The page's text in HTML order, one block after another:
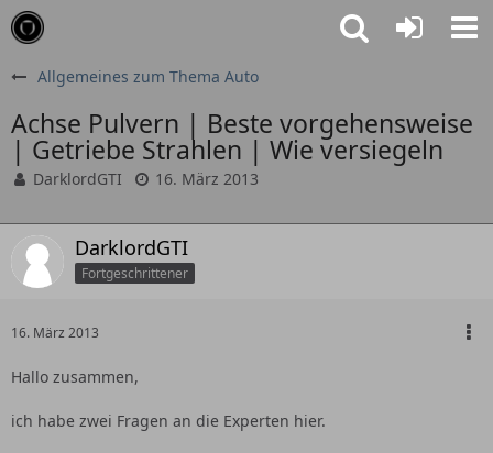
Allgemeines zum Thema Auto
Achse Pulvern | Beste vorgehensweise
| Getriebe Strahlen | Wie versiegeln
DarklordGTI 16. März 2013
DarklordGTI
Fortgeschrittener
16. März 2013
Hallo zusammen,
ich habe zwei Fragen an die Experten hier.